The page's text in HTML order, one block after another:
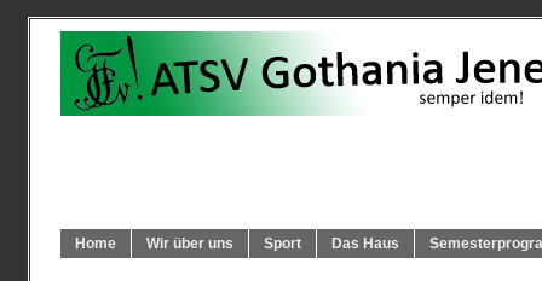
Home Wir über uns Sport Das Haus